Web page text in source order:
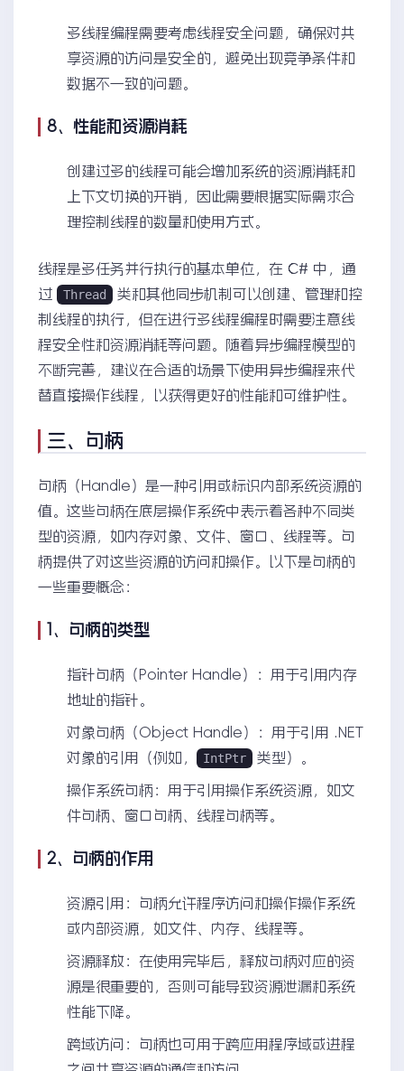
多线程编程需要考虑线程安全问题，确保对共
享资源的访问是安全的，避免出现竞争条件和
数据不一致的问题。
8、性能和资源消耗
创建过多的线程可能会增加系统的资源消耗和
上下文切换的开销，因此需要根据实际需求合
理控制线程的数量和使用方式。
线程是多任务并行执行的基本单位，在 C# 中，通
过
Thread
类和其他同步机制可以创建、管理和控
制线程的执行，但在进行多线程编程时需要注意线
程安全性和资源消耗等问题。随着异步编程模型的
不断完善，建议在合适的场景下使用异步编程来代
替直接操作线程，以获得更好的性能和可维护性。
三、句柄
句柄（Handle）是一种引用或标识内部系统资源的
值。这些句柄在底层操作系统中表示着各种不同类
型的资源，如内存对象、文件、窗口、线程等。句
柄提供了对这些资源的访问和操作。以下是句柄的
一些重要概念：
1、句柄的类型
指针句柄（Pointer Handle）：用于引用内存
地址的指针。
对象句柄（Object Handle）：用于引用 .NET
对象的引用（例如，
IntPtr 类型）。
操作系统句柄：用于引用操作系统资源，如文
件句柄、窗口句柄、线程句柄等。
2、句柄的作用
资源引用：句柄允许程序访问和操作操作系统
或内部资源，如文件、内存、线程等。
资源释放：在使用完毕后，释放句柄对应的资
源是很重要的，否则可能导致资源泄漏和系统
性能下降。
跨域访问：句柄也可用于跨应用程序域或进程